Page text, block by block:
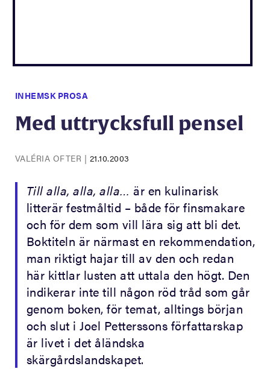
INHEMSK PROSA
Med uttrycksfull pensel
VALÉRIA OFTER | 21.10.2003
Till alla, alla, alla… är en kulinarisk
litterär festmåltid – både för finsmakare
och för dem som vill lära sig att bli det.
Boktiteln är närmast en rekommendation,
man riktigt hajar till av den och redan
här kittlar lusten att uttala den högt. Den
indikerar inte till någon röd tråd som går
genom boken, för temat, alltings början
och slut i Joel Petterssons författarskap
är livet i det åländska
skärgårdslandskapet.